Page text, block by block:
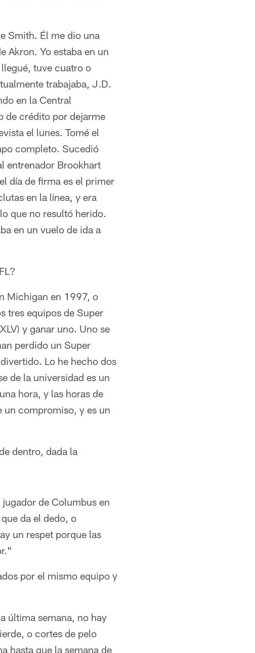
Smith. Él me dio una
Akron. Yo estaba en un
tuve cuatro o
trabajaba, J.D.
en la Central
de crédito por dejarme
el lunes. Tomé el
completo. Sucedió
entrenador Brookhart
día de firma es el primer
en la línea, y era
que no resultó herido.
en un vuelo de ida a
Michigan en 1997, o
tres equipos de Super
y ganar uno. Uno se
perdido un Super
Lo he hecho dos
de la universidad es un
hora, y las horas de
un compromiso, y es un
dentro, dada la
de Columbus en
da el dedo, o
un respet porque las
por el mismo equipo y
última semana, no hay
o cortes de pelo
hasta que la semana de